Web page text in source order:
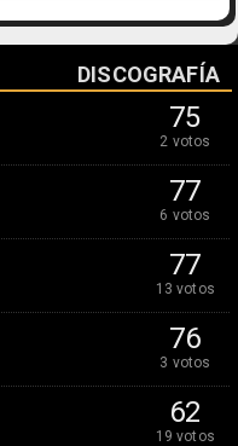
DISCOGRAFÍA
75
2 votos
77
6 votos
77
13 votos
76
3 votos
62
19 votos